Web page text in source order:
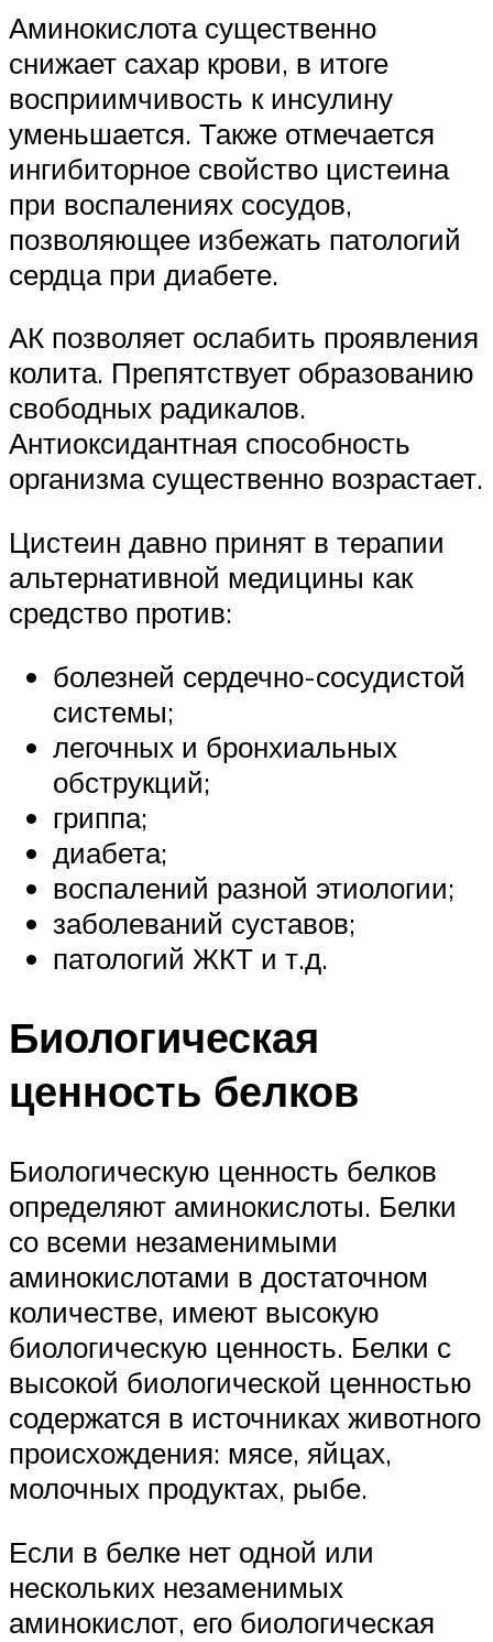
Аминокислота существенно
снижает сахар крови, в итоге
восприимчивость к инсулину
уменьшается. Также отмечается
ингибиторное свойство цистеина
при воспалениях сосудов,
позволяющее избежать патологий
сердца при диабете.
АК позволяет ослабить проявления
колита. Препятствует образованию
свободных радикалов.
Антиоксидантная способность
организма существенно возрастает.
Цистеин давно принят в терапии
альтернативной медицины как
средство против:
болезней сердечно-сосудистой
системы;
легочных и бронхиальных
обструкций;
гриппа;
диабета;
воспалений разной этиологии;
заболеваний суставов;
патологий ЖКТ и т.д.
Биологическая
ценность белков
Биологическую ценность белков
определяют аминокислоты. Белки
со всеми незаменимыми
аминокислотами в достаточном
количестве, имеют высокую
биологическую ценность. Белки с
высокой биологической ценностью
содержатся в источниках животного
происхождения: мясе, яйцах,
молочных продуктах, рыбе.
Если в белке нет одной или
нескольких незаменимых
аминокислот, его биологическая